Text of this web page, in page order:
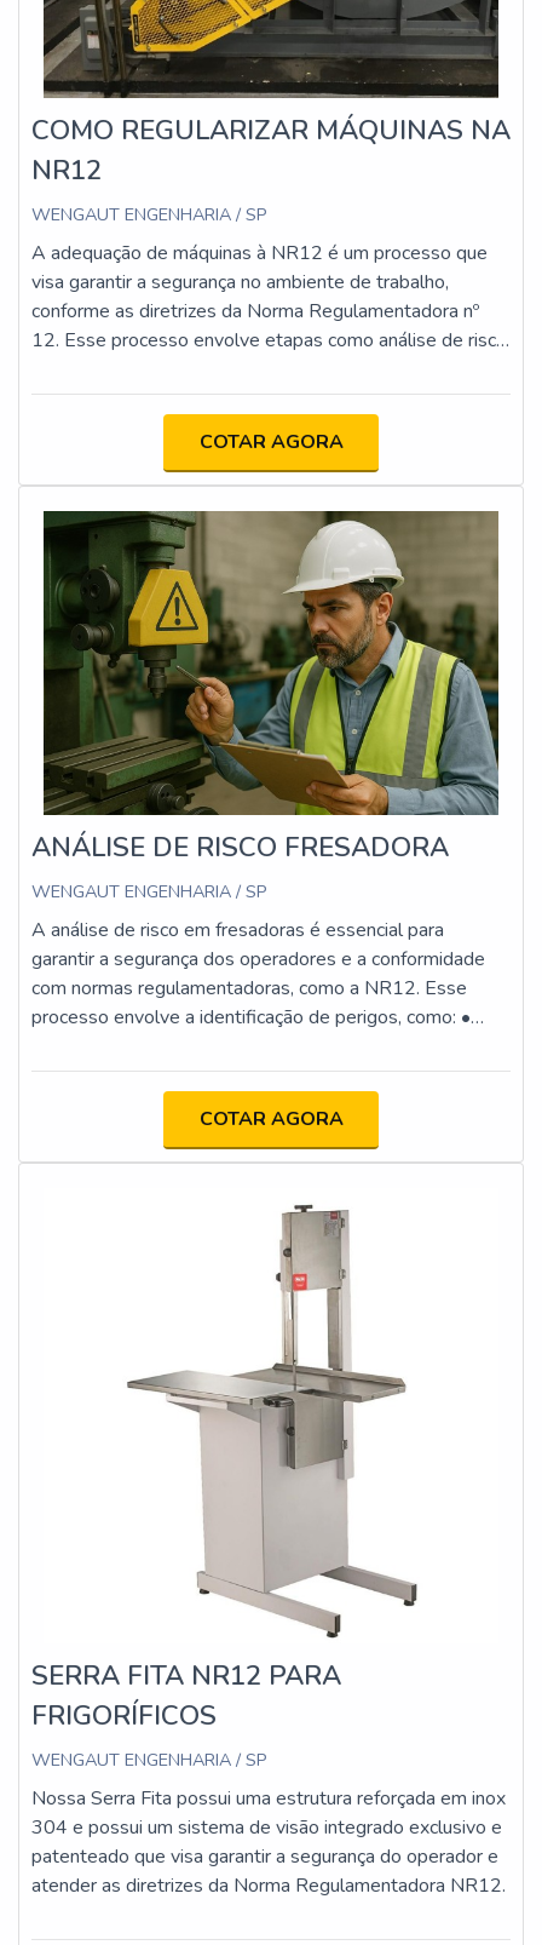
COMO REGULARIZAR MÁQUINAS NA
NR12
WENGAUT ENGENHARIA / SP
A adequação de máquinas à NR12 é um processo que
visa garantir a segurança no ambiente de trabalho,
conforme as diretrizes da Norma Regulamentadora nº
12. Esse processo envolve etapas como análise de risco,
segurança, atualização da documentação técnica e
riscos de acidentes e assegurar que as máquinas
estejam em conformidade com os requisitos legais e
técnicos.
COTAR AGORA
ANÁLISE DE RISCO FRESADORA
WENGAUT ENGENHARIA / SP
A análise de risco em fresadoras é essencial para
garantir a segurança dos operadores e a conformidade
com normas regulamentadoras, como a NR12. Esse
processo envolve a identificação de perigos, como: •
amputação. • Projeção de cavacos: Possibilidade de
lesões oculares e cortes. • Ruído e vibração: Impactos na
saúde auditiva e muscular. • Falhas elétricas: Risco de
choque elétrico e incêndios.
COTAR AGORA
SERRA FITA NR12 PARA
FRIGORÍFICOS
WENGAUT ENGENHARIA / SP
Nossa Serra Fita possui uma estrutura reforçada em inox
304 e possui um sistema de visão integrado exclusivo e
patenteado que visa garantir a segurança do operador e
atender as diretrizes da Norma Regulamentadora NR12.